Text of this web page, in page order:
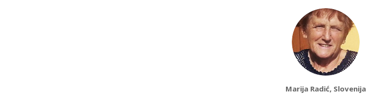
Marija Radić, Slovenija